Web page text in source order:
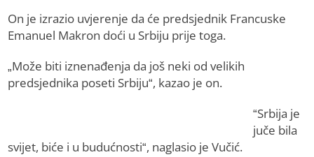
On je izrazio uvjerenje da će predsjednik Francuske
Emanuel Makron doći u Srbiju prije toga.
„Može biti iznenađenja da još neki od velikih
predsjednika poseti Srbiju“, kazao je on.
“Srbija je
juče bila
svijet, biće i u budućnosti“, naglasio je Vučić.